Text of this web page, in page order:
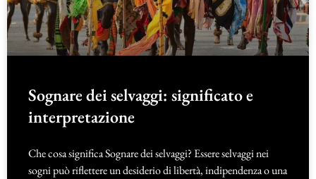
Sognare dei selvaggi: significato e
interpretazione
Che cosa significa Sognare dei selvaggi? Essere selvaggi nei
sogni può riflettere un desiderio di libertà, indipendenza o una